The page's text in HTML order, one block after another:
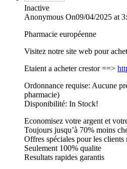
Inactive
Anonymous On09/04/2025 at
Pharmacie européenne
Visitez notre site web pour
Etaient a acheter crestor ==>
Ordonnance requise: Aucune
pharmacie)
Disponibilité: In Stock!
Economisez votre argent et
Toujours jusqu’à 70% moins
Offres spéciales pour les clients
Seulement 100% qualite
Resultats rapides garantis